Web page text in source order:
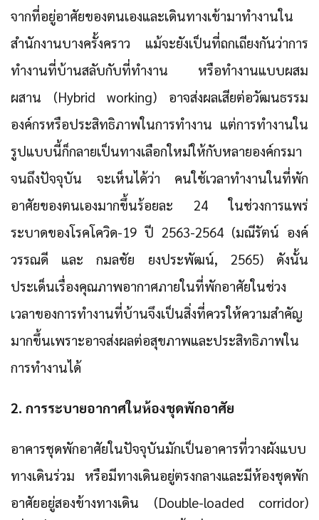
จากที่อยู่อาศัยของตนเองและเดินทางเข้ามาทำงานใน
สำนักงานบางครั้งคราว แม้จะยังเป็นที่ถกเถียงกันว่าการ
ทำงานที่บ้านสลับกับที่ทำงาน หรือทำงานแบบผสม
ผสาน (Hybrid working) อาจส่งผลเสียต่อวัฒนธรรม
องค์กรหรือประสิทธิภาพในการทำงาน แต่การทำงานใน
รูปแบบนี้ก็กลายเป็นทางเลือกใหม่ให้กับหลายองค์กรมา
จนถึงปัจจุบัน จะเห็นได้ว่า คนใช้เวลาทำงานในที่พัก
อาศัยของตนเองมากขึ้นร้อยละ 24 ในช่วงการแพร่
ระบาดของโรคโควิด-19 ปี 2563-2564 (มณีรัตน์ องค์
วรรณดี และ กมลชัย ยงประพัฒน์, 2565) ดังนั้น
ประเด็นเรื่องคุณภาพอากาศภายในที่พักอาศัยในช่วง
เวลาของการทำงานที่บ้านจึงเป็นสิ่งที่ควรให้ความสำคัญ
มากขึ้นเพราะอาจส่งผลต่อสุขภาพและประสิทธิภาพใน
การทำงานได้
2. การระบายอากาศในห้องชุดพักอาศัย
อาคารชุดพักอาศัยในปัจจุบันมักเป็นอาคารที่วางผังแบบ
ทางเดินร่วม หรือมีทางเดินอยู่ตรงกลางและมีห้องชุดพัก
อาศัยอยู่สองข้างทางเดิน (Double-loaded corridor)